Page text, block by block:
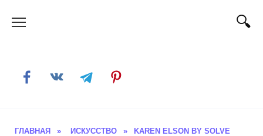
ГЛАВНАЯ » ИСКУССТВО »
KAREN ELSON BY SOLVE